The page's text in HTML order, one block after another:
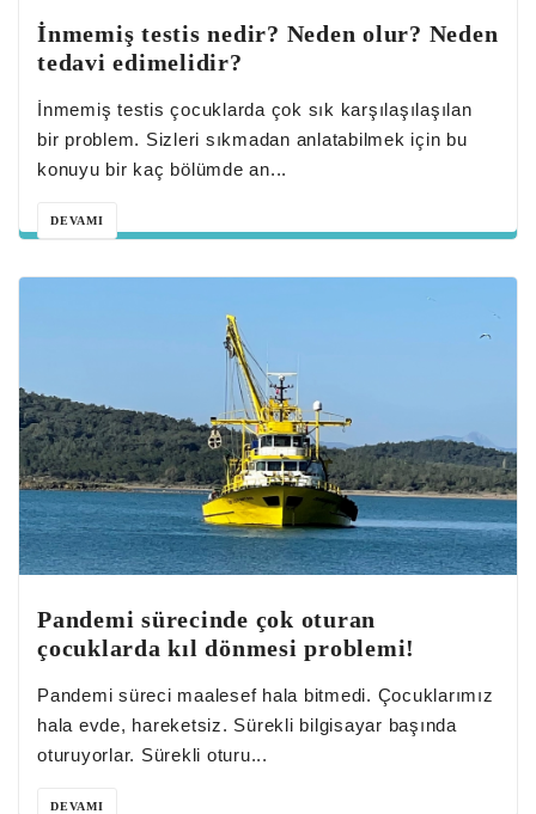
İnmemiş testis nedir? Neden olur? Neden
tedavi edimelidir?
İnmemiş testis çocuklarda çok sık karşılaşılaşılan
bir problem. Sizleri sıkmadan anlatabilmek için bu
konuyu bir kaç bölümde an...
DEVAMI
Pandemi sürecinde çok oturan
çocuklarda kıl dönmesi problemi!
Pandemi süreci maalesef hala bitmedi. Çocuklarımız
hala evde, hareketsiz. Sürekli bilgisayar başında
oturuyorlar. Sürekli oturu...
DEVAMI